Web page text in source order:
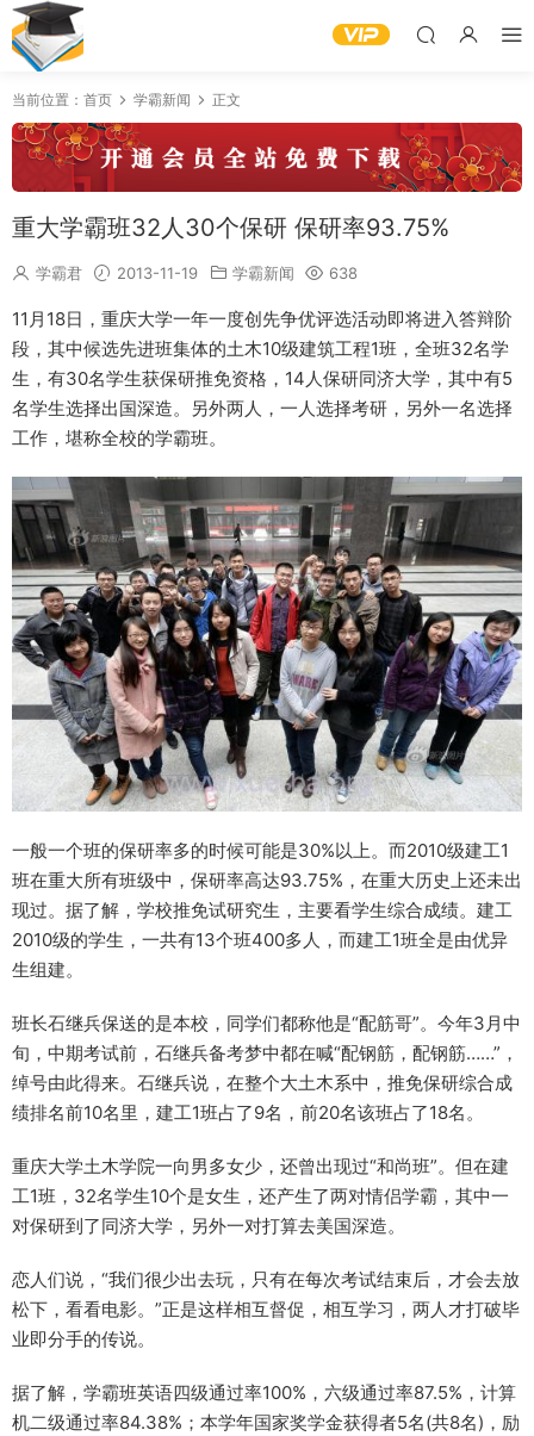
当前位置： 首页 学霸新闻 正文
重大学霸班32人30个保研 保研率93.75%
学霸君 2013-11-19 学霸新闻 638
11月18日，重庆大学一年一度创先争优评选活动即将进入答辩阶
段，其中候选先进班集体的土木10级建筑工程1班，全班32名学
生，有30名学生获保研推免资格，14人保研同济大学，其中有5
名学生选择出国深造。另外两人，一人选择考研，另外一名选择
工作，堪称全校的学霸班。
一般一个班的保研率多的时候可能是30%以上。而2010级建工1
班在重大所有班级中，保研率高达93.75%，在重大历史上还未出
现过。据了解，学校推免试研究生，主要看学生综合成绩。建工
2010级的学生，一共有13个班400多人，而建工1班全是由优异
生组建。
班长石继兵保送的是本校，同学们都称他是“配筋哥”。今年3月中
旬，中期考试前，石继兵备考梦中都在喊“配钢筋，配钢筋……”，
绰号由此得来。石继兵说，在整个大土木系中，推免保研综合成
绩排名前10名里，建工1班占了9名，前20名该班占了18名。
重庆大学土木学院一向男多女少，还曾出现过“和尚班”。但在建
工1班，32名学生10个是女生，还产生了两对情侣学霸，其中一
对保研到了同济大学，另外一对打算去美国深造。
恋人们说，“我们很少出去玩，只有在每次考试结束后，才会去放
松下，看看电影。”正是这样相互督促，相互学习，两人才打破毕
业即分手的传说。
据了解，学霸班英语四级通过率100%，六级通过率87.5%，计算
机二级通过率84.38%；本学年国家奖学金获得者5名(共8名)，励